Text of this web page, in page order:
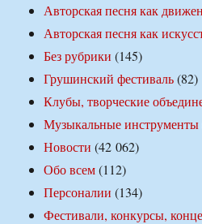
Авторская песня как
Авторская песня как
Без рубрики (145)
Грушинский фестиваль(82)
Клубы, творческие
Музыкальные инструменты
Новости (42 062)
Обо всем(112)
Персоналии (134)
Фестивали, конкурсы,